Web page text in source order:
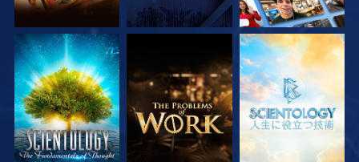
シリーズを探求 シリーズを探求 シリーズを探求